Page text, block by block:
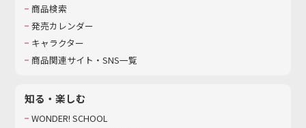
商品検索
発売カレンダー
キャラクター
商品関連サイト・SNS一覧
知る・楽しむ
WONDER! SCHOOL